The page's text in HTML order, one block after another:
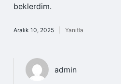
beklerdim.
Aralık 10, 2025 Yanıtla
admin